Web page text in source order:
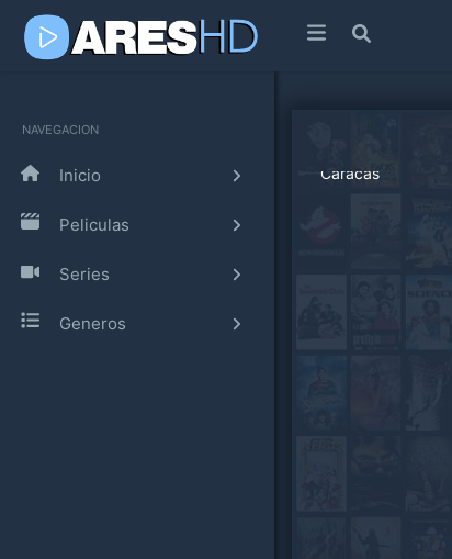
NAVEGACION
Inicio
Peliculas
Series
Generos